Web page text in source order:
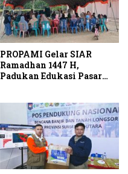
PROPAMI Gelar SIAR
Ramadhan 1447 H,
Padukan Edukasi Pasar